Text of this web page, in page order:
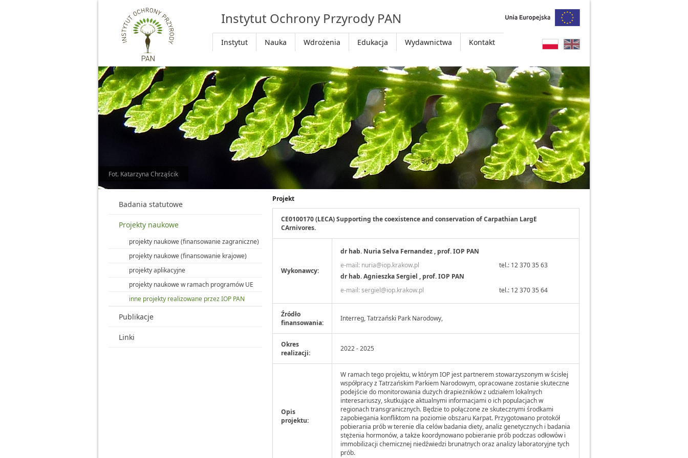
Przejdź do głównej treści
Instytut Ochrony Przyrody PAN
Instytut Nauka Wdrożenia Edukacja Wydawnictwa Kontakt
Fot. Katarzyna Chrząścik
Badania statutowe
Projekty naukowe
projekty naukowe (finansowanie zagraniczne)
projekty naukowe (finansowanie krajowe)
projekty aplikacyjne
projekty naukowe w ramach programów UE
inne projekty realizowane przez IOP PAN
Publikacje
Linki
Projekt
CE0100170 (LECA) Supporting the coexistence and conservation of Carpathian LargE
CArnivores.
Wykonawcy:
dr hab. Nuria Selva Fernandez , prof. IOP PAN
e-mail: nuria@iop.krakow.pl
tel.: 12 370 35 63
dr hab. Agnieszka Sergiel , prof. IOP PAN
e-mail:sergiel@iop.krakow.pl tel.: 12 370 35 64
Źródło
finansowania:
Interreg, Tatrzański Park Narodowy,
Okres
realizacji:
2022 - 2025
Opis
projektu:
W ramach tego projektu, w którym IOP jest partnerem stowarzyszonym w ścisłej
współpracy z Tatrzańskim Parkiem Narodowym, opracowane zostanie skuteczne
podejście do monitorowania dużych drapieżników z udziałem lokalnych
interesariuszy, skutkujące aktualnymi informacjami o ich populacjach w
regionach transgranicznych. Będzie to połączone ze skutecznymi środkami
zapobiegania konfliktom na poziomie obszaru Karpat. Przygotowano protokół
pobierania prób w terenie dla celów badania diety, analiz genetycznych i badania
stężenia hormonów, a także koordynowano pobieranie prób podczas odłowów i
immobilizacji chemicznej niedźwiedzi brunatnych oraz analizy laboratoryjne tych
prób.